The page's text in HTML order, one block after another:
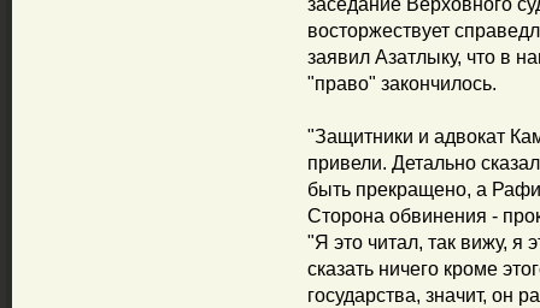
заседание Верховного
восторжествует
заявил Азатлыку, что в
"право" закончилось.
"Защитники и адвокат
привели. Детально
быть прекращено, а
Сторона обвинения -
"Я это читал, так вижу, я
сказать ничего кроме
государства, значит, он